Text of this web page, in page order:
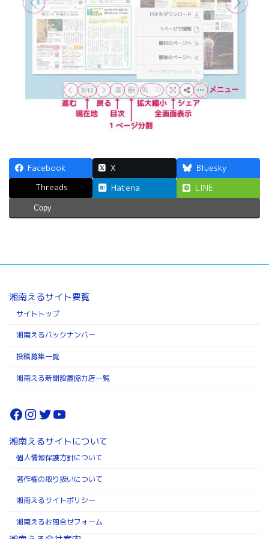
Facebook X
Bluesky
Threads
Hatena LINE
Copy
湘南えるサイト要覧
サイトトップ
湘南えるバックナンバー
投稿募集一覧
湘南える新聞設置協力店一覧
Facebook
Instagram
Twitter
YouTube
湘南えるサイトについて
個人情報保護方針について
著作権の取り扱いについて
湘南えるサイトポリシー
湘南えるお問合せフォーム